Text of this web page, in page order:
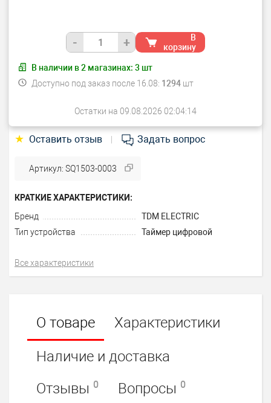
- +
В
корзину
В наличии в2 магазинах: 3 шт
Доступно под заказ после 16.08: 1294шт
Остатки на 09.08.2026 02:04:14
★ Оставить отзыв Задать вопрос
Артикул: SQ1503-0003
КРАТКИЕ ХАРАКТЕРИСТИКИ:
Бренд
TDM ELECTRIC
Тип устройства
Таймер цифровой
Все характеристики
О товаре
Характеристики
Наличие и доставка
Отзывы 0 Вопросы 0